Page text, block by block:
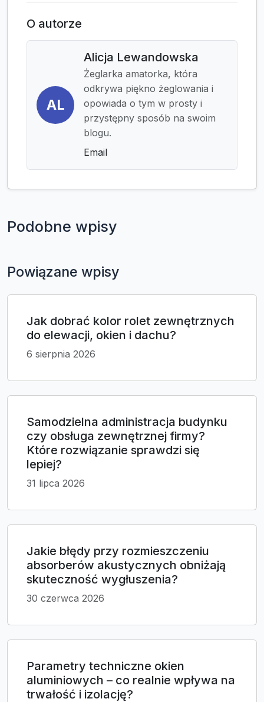
O autorze
AL
Alicja Lewandowska
Żeglarka amatorka, która
odkrywa piękno żeglowania i
opowiada o tym w prosty i
przystępny sposób na swoim
blogu.
Email
Podobne wpisy
Powiązane wpisy
Jak dobrać kolor rolet zewnętrznych
do elewacji, okien i dachu?
6 sierpnia 2026
Samodzielna administracja budynku
czy obsługa zewnętrznej firmy?
Które rozwiązanie sprawdzi się
lepiej?
31 lipca 2026
Jakie błędy przy rozmieszczeniu
absorberów akustycznych obniżają
skuteczność wygłuszenia?
30 czerwca 2026
Parametry techniczne okien
aluminiowych – co realnie wpływa na
trwałość i izolację?